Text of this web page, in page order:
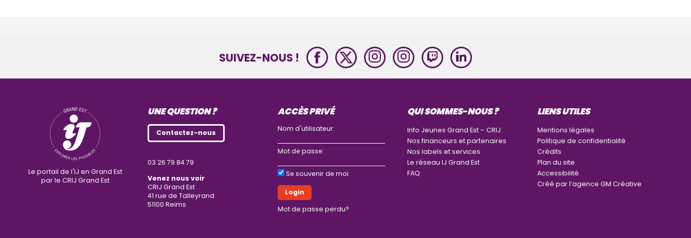
SUIVEZ-NOUS !
Le portail de l'IJ en Grand Est
par le CRIJ Grand Est
UNE QUESTION ?
Contactez-nous
03 26 79 84 79
Venez nous voir
CRIJ Grand Est
41 rue de Talleyrand
51100 Reims
ACCÈS PRIVÉ
Nom d'utilisateur:
Mot de passe:
Se souvenir de moi
Mot de passe perdu?
QUI SOMMES-NOUS ?
Info Jeunes Grand Est – CRIJ
Nos financeurs et partenaires
Nos labels et services
Le réseau IJ Grand Est
FAQ
LIENS UTILES
Mentions légales
Politique de confidentialité
Crédits
Plan du site
Accessibilité
Créé par l’agence GM Créative